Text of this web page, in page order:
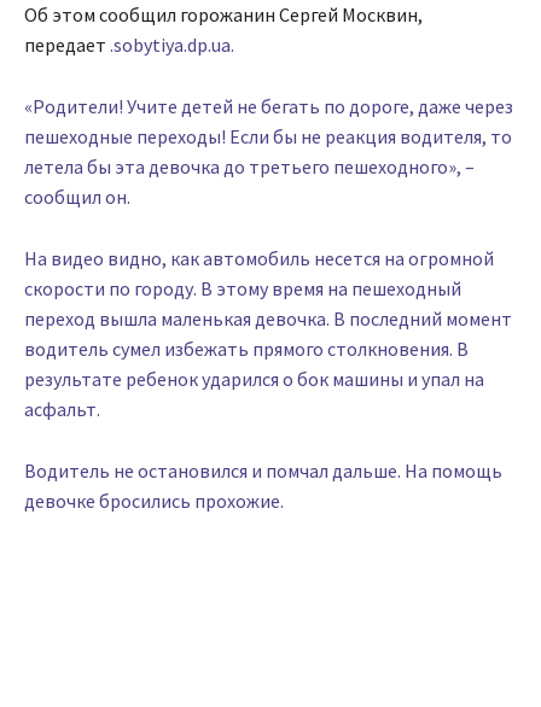
Об этом сообщил горожанин Сергей Москвин,
передает .sobytiya.dp.ua.
«Родители! Учите детей не бегать по дороге, даже через
пешеходные переходы! Если бы не реакция водителя, то
летела бы эта девочка до третьего пешеходного», –
сообщил он.
На видео видно, как автомобиль несется на огромной
скорости по городу. В этому время на пешеходный
переход вышла маленькая девочка. В последний момент
водитель сумел избежать прямого столкновения. В
результате ребенок ударился о бок машины и упал на
асфальт.
Водитель не остановился и помчал дальше. На помощь
девочке бросились прохожие.